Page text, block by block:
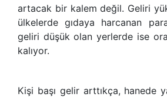
artacak bir kalem değil. Geliri
ülkelerde gıdaya harcanan
geliri düşük olan yerlerde ise
kalıyor.
Kişi başı gelir arttıkça, hanede